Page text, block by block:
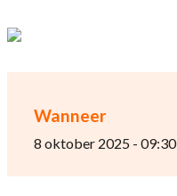
Wanneer
8 oktober 2025 - 09:30